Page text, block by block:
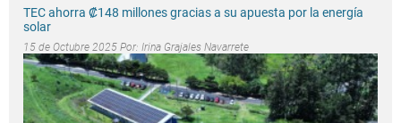
TEC ahorra ₡148 millones gracias a su apuesta por la energía
solar
15 de Octubre 2025 Por: Irina Grajales Navarrete